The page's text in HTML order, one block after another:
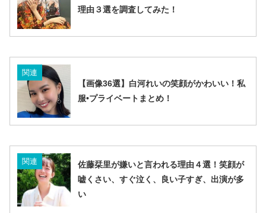
理由３選を調査してみた！
関連
【画像36選】白河れいの笑顔がかわいい！私
服•プライベートまとめ！
関連
佐藤栞里が嫌いと言われる理由４選！笑顔が
嘘くさい、すぐ泣く、良い子すぎ、出演が多
い